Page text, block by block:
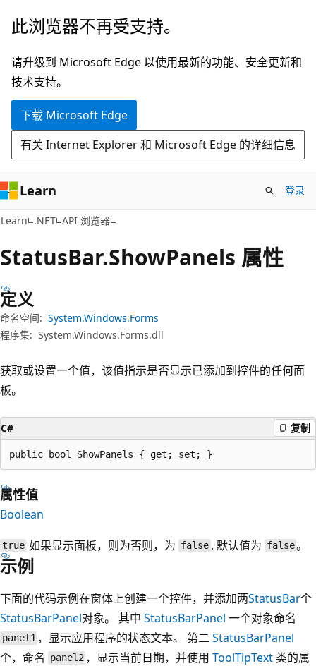
跳
主
要
内
跳
页
内
导
此浏览器不再受支持。
请升级到 Microsoft Edge 以使用最新的功能、安全更新和
技术支持。
下载 Microsoft Edge
有关 Internet Explorer 和 Microsoft Edge 的详细信息
Learn 登录
Learn .NET API 浏览器
StatusBar.ShowPanels 属性
定义
命名空间: System.Windows.Forms
程序集: System.Windows.Forms.dll
获取或设置一个值，该值指示是否显示已添加到控件的任何面
板。
C# 复制
public bool ShowPanels { get; set; }
属性值
Boolean
true 如果显示面板，则为否则，为 false. 默认值为 false。
示例
下面的代码示例在窗体上创建一个控件，并添加两StatusBar个
StatusBarPanel对象。 其中 StatusBarPanel 一个对象命名
panel1 ，显示应用程序的状态文本。 第二StatusBarPanel
个，命名
panel2 ，显示当前日期，并使用ToolTipText 类的属